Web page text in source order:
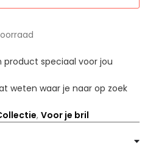
product speciaal voor jou
weten waar je naar op zoek
, Voor je bril